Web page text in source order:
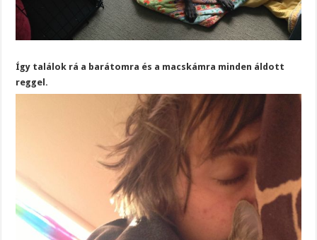
Így találok rá a barátomra és a macskámra minden áldott
reggel.